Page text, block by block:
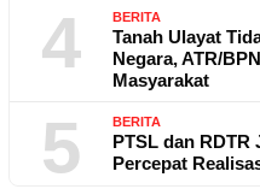
4 BERITA
Tanah Ulayat
Negara, ATR/
Masyarakat
5 BERITA
PTSL dan RDTR
Percepat